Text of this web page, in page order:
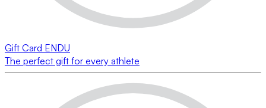
Gift Card ENDU
The perfect gift for every athlete